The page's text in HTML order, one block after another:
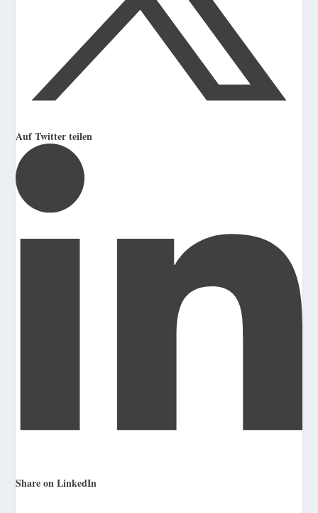
Auf Twitter teilen
Share on LinkedIn